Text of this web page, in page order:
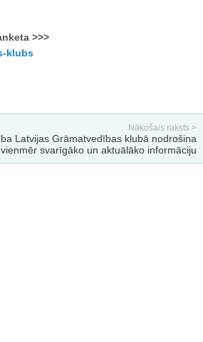
>>>
klubs
Nākošais raksts >
Latvijas Grāmatvedības klubā nodrošina
vienmēr svarīgāko un aktuālāko informāciju